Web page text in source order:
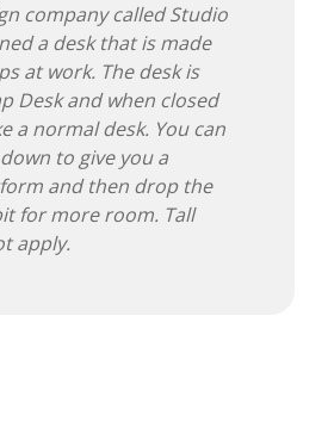
2018
2019
2020
2021
2022
company called Studio
a desk that is made
at work. The desk is
Desk and when closed
a normal desk. You can
to give you a
and then drop the
for more room. Tall
apply.